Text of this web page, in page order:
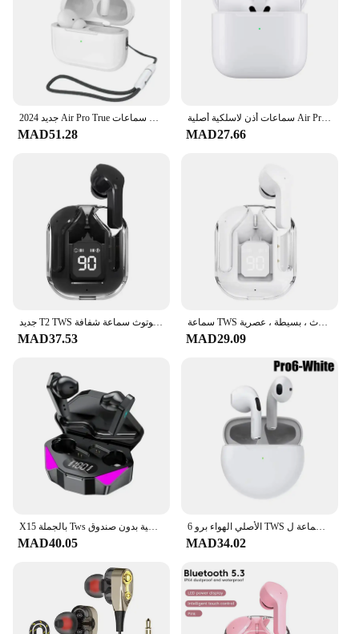
2024 جديد Air Pro True سماعة لاسلكية تعمل بالبلوتوث سماعات سماعات HiFi صوت الكمون المنخفض الحد من الضوضاء سماعات أذن آيفون أندرويد
MAD51.28
سماعات أذن لاسلكية أصلية Air Pro4 سماعات أذن مزدوجة داخل الأذن طويلة جدًا في وضع الاستعداد للجري سماعة أذن رياضية مع ميكروفون
MAD27.66
جديد T2 TWS سماعة لاسلكية تعمل بالبلوتوث سماعة شفافة ENC الطاقة شاشة ديجيتال سماعات صوت ستيريو لجميع الهواتف الذكية
MAD37.53
سماعة TWS مع ميكروفون ، حافظة شفافة ، شاشة ليد ، سماعات رأس للألعاب الرياضية ، لاسلكية ، سماعات أذن بالبلوتوث ، بسيطة ، عصرية
MAD29.09
X15 بالجملة Tws سماعة بلوتوث لاسلكية بدون صندوق V5.1 inear سماعات بلوتوث مساعدات للسمع الرياضة ألعاب سماعة الهاتف
MAD40.05
الأصلي الهواء برو 6 TWS سماعة لاسلكية تعمل بالبلوتوث سماعات صغيرة القرون سماعات أذن سماعة سماعة ل Xiaomi أندرويد أبل آيفون سماعة
MAD34.02